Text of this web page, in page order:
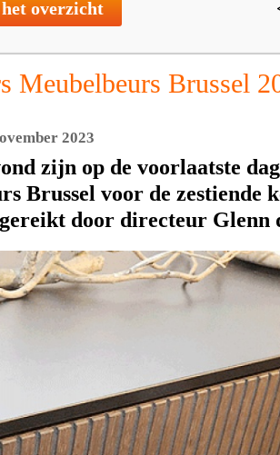
overzicht
Meubelbeurs Brussel
2023
zijn op de voorlaatste
Brussel voor de zestiende
door directeur Glenn